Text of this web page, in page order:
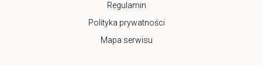
Regulamin
Polityka prywatności
Mapa serwisu